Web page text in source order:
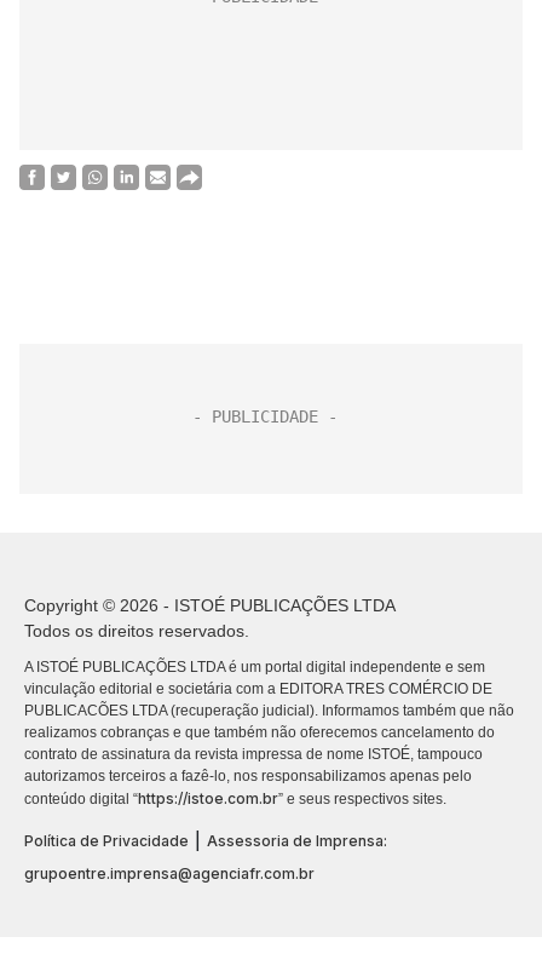
Copyright © 2026 - ISTOÉ PUBLICAÇÕES LTDA
Todos os direitos reservados.
A ISTOÉ PUBLICAÇÕES LTDA é um portal digital independente e sem
vinculação editorial e societária com a EDITORA TRES COMÉRCIO DE
PUBLICACÕES LTDA (recuperação judicial). Informamos também que não
realizamos cobranças e que também não oferecemos cancelamento do
contrato de assinatura da revista impressa de nome ISTOÉ, tampouco
autorizamos terceiros a fazê-lo, nos responsabilizamos apenas pelo
conteúdo digital “https://istoe.com.br” e seus respectivos sites.
Política de Privacidade
Assessoria de Imprensa:
grupoentre.imprensa@agenciafr.com.br